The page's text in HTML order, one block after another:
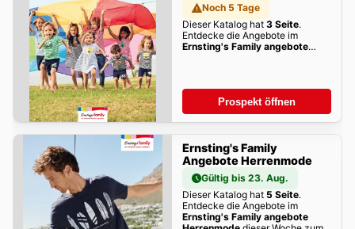
Noch 5 Tage
Dieser Katalog hat 3 Seite.
Entdecke die Angebote im
Ernsting's Family angebote
Prospekt öffnen
Ernsting's Family
Angebote Herrenmode
Gültig bis 23. Aug.
Dieser Katalog hat 5 Seite.
Entdecke die Angebote im
Ernsting's Family angebote